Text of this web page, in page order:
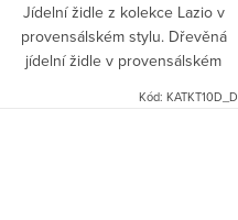
Jídelní židle z kolekce Lazio v
provensálském stylu. Dřevěná
jídelní židle v provensálském
Kód: KATKT10D_D